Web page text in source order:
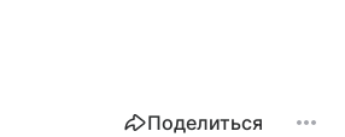
Поделиться